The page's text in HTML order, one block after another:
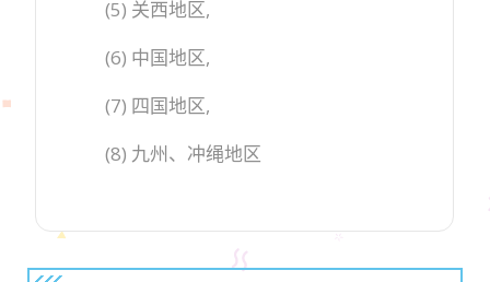
(5) 关西地区,
(6) 中国地区,
(7) 四国地区,
(8) 九州、冲绳地区